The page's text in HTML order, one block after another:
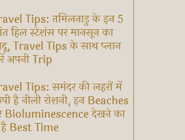
Tips: तमिलनाडु के इन 5
हिल स्टेशंस पर मानसून का
Travel Tips के साथ प्लान
अपनी Trip
Tips: समंदर की लहरों में
है नीली रोशनी, इन Beaches
Bioluminescence देखने का
Best Time